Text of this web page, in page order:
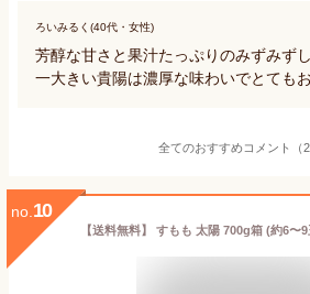
ろいみるく(40代・女性)
芳醇な甘さと果汁たっぷりのみずみず
一大きい貴陽は濃厚な味わいでとても
全てのおすすめコメント（2
no. 10